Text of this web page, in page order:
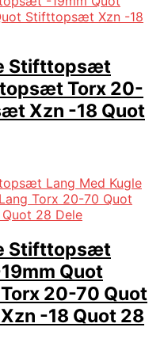
Stifttopsæt
Torx 20-
Xzn -18 Quot
Stifttopsæt
Quot
20-70 Quot
-18 Quot 28